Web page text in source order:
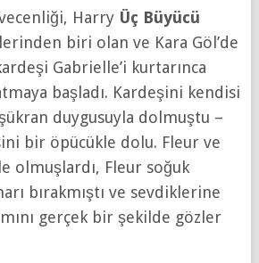
Harry Üç Büyücü
biri olan ve Kara Göl’de
Gabrielle’i kurtarınca
başladı. Kardeşini kendisi
duygusuyla dolmuştu –
bir öpücükle dolu. Fleur ve
olmuşlardı, Fleur soğuk
bırakmıştı ve sevdiklerine
gerçek bir şekilde gözler